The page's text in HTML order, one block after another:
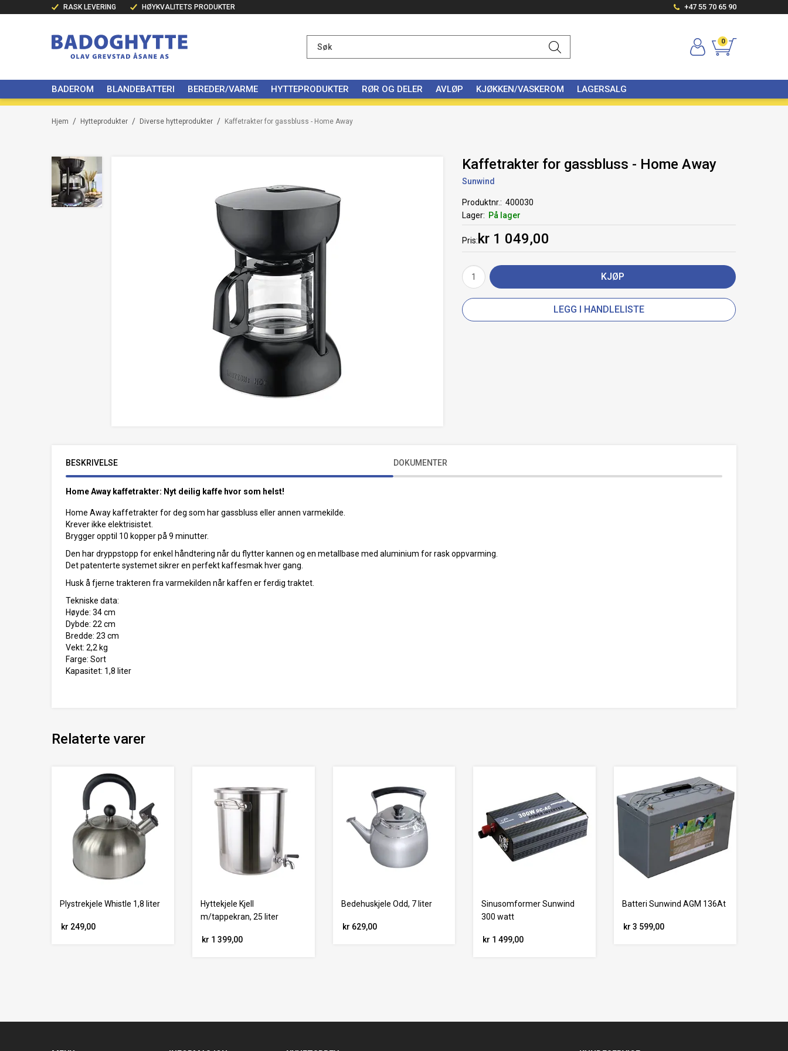
RASK LEVERING HØYKVALITETS PRODUKTER +47 55 70 65 90
0
BADEROM BLANDEBATTERI BEREDER/VARME HYTTEPRODUKTER RØR OG DELER AVLØP KJØKKEN/VASKEROM LAGERSALG
/
Hjem /
Hytteprodukter /
Diverse hytteprodukter Kaffetrakter for gassbluss - Home Away
Kaffetrakter for gassbluss - Home Away
Sunwind
Produktnr.
400030
Lager
På lager
Pris kr 1 049,00
KJØP
LEGG I HANDLELISTE
BESKRIVELSE DOKUMENTER
Home Away kaffetrakter: Nyt deilig kaffe hvor som helst!
Home Away kaffetrakter for deg som har gassbluss eller annen varmekilde.
Krever ikke elektrisistet.
Brygger opptil 10 kopper på 9 minutter.
Den har dryppstopp for enkel håndtering når du flytter kannen og en metallbase med aluminium for rask oppvarming.
Det patenterte systemet sikrer en perfekt kaffesmak hver gang.
Husk å fjerne trakteren fra varmekilden når kaffen er ferdig traktet.
Tekniske data:
Høyde: 34 cm
Dybde: 22 cm
Bredde: 23 cm
Vekt: 2,2 kg
Farge: Sort
Kapasitet: 1,8 liter
Relaterte varer
Plystrekjele Whistle 1,8 liter
kr 249,00
Hyttekjele Kjell
m/tappekran, 25 liter
kr 1 399,00
Bedehuskjele Odd, 7 liter
kr 629,00
Sinusomformer Sunwind
300 watt
kr 1 499,00
Batteri Sunwind AGM 136At
kr 3 599,00